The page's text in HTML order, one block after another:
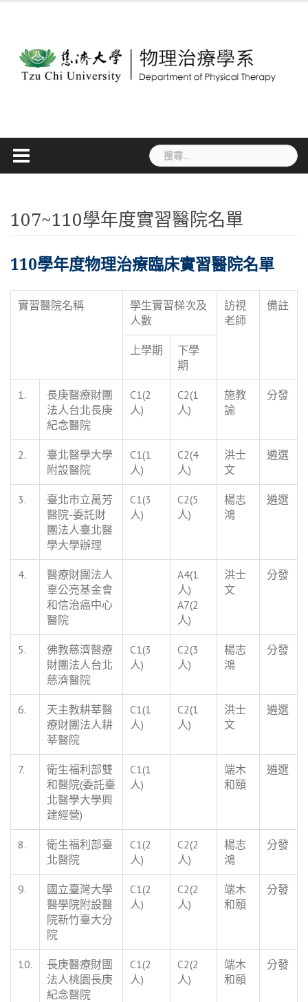
搜
尋
字:
107~110學年度實習醫院名單
110學年度物理治療臨床實習醫院名單
實習醫院名稱
學生實習梯次及
人數
訪視
老師
備註
上學期
下學
期
1.
長庚醫療財團
法人台北長庚
紀念醫院
C1(2
人)
C2(1
人)
施教
諭
分發
2.
臺北醫學大學
附設醫院
C1(1
人)
C2(4
人)
洪士
文
遴選
3.
臺北市立萬芳
醫院-委託財
團法人臺北醫
學大學辦理
C1(3
人)
C2(5
人)
楊志
鴻
遴選
4.
醫療財團法人
辜公亮基金會
和信治癌中心
醫院
A4(1
人)
A7(2
人)
洪士
文
分發
5.
佛教慈濟醫療
財團法人台北
慈濟醫院
C1(3
人)
C2(3
人)
楊志
鴻
分發
6.
天主教耕莘醫
療財團法人耕
莘醫院
C1(1
人)
C2(1
人)
洪士
文
遴選
7.
衛生福利部雙
和醫院(委託臺
北醫學大學興
建經營)
C1(1
人)
端木
和頤
遴選
8.
衛生福利部臺
北醫院
C1(2
人)
C2(2
人)
楊志
鴻
分發
9.
國立臺灣大學
醫學院附設醫
院新竹臺大分
院
C1(2
人)
C2(2
人)
端木
和頤
分發
10.
長庚醫療財團
法人桃園長庚
紀念醫院
C1(2
人)
C2(2
人)
端木
和頤
分發